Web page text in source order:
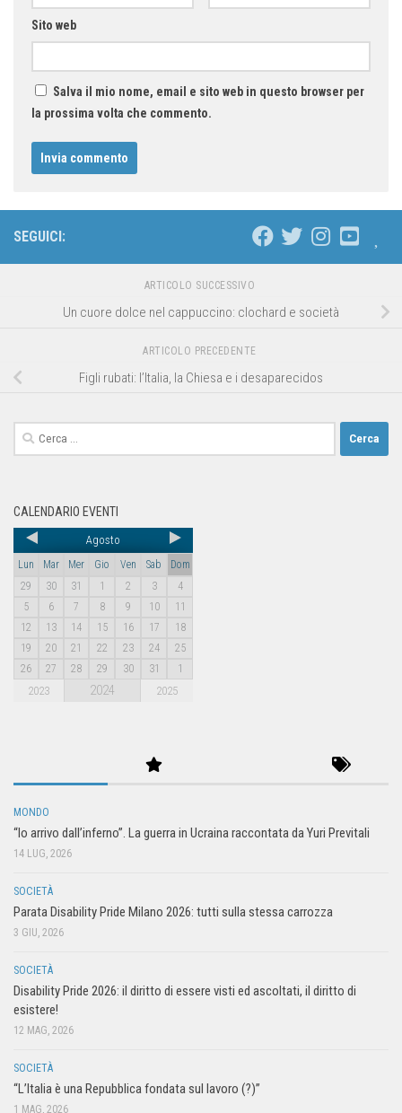
Sito web
Salva il mio nome, email e sito web in questo browser per
la prossima volta che commento.
SEGUICI:
ARTICOLO SUCCESSIVO
Un cuore dolce nel cappuccino: clochard e società
ARTICOLO PRECEDENTE
Figli rubati: l’Italia, la Chiesa e i desaparecidos
CALENDARIO EVENTI
Agosto
Lun Mar Mer Gio Ven Sab
Dom
29
30 31 1 2 3
4
5
6 7 8 9 10
11
12
13 14 15 16 17
18
19
20 21 22 23 24
25
26
27 28 29 30 31 1
2023 2024 2025
MONDO
“Io arrivo dall’inferno”. La guerra in Ucraina raccontata da Yuri Previtali
14 LUG, 2026
SOCIETÀ
Parata Disability Pride Milano 2026: tutti sulla stessa carrozza
3 GIU, 2026
SOCIETÀ
Disability Pride 2026: il diritto di essere visti ed ascoltati, il diritto di
esistere!
12 MAG, 2026
SOCIETÀ
“L’Italia è una Repubblica fondata sul lavoro (?)”
1 MAG, 2026